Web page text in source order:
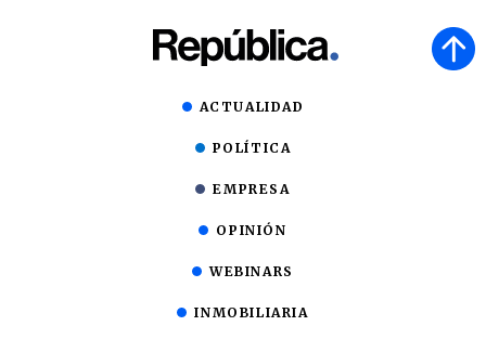
ACTUALIDAD
POLÍTICA
EMPRESA
OPINIÓN
WEBINARS
INMOBILIARIA